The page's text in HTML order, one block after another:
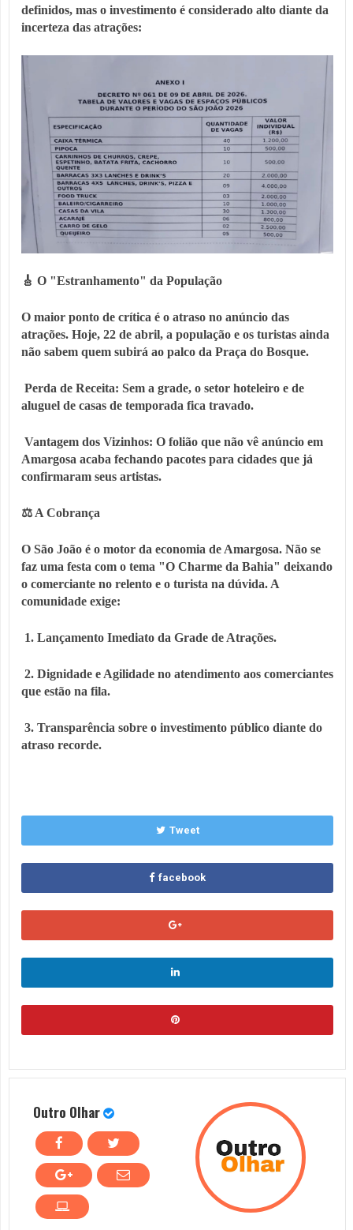
definidos, mas o investimento é considerado alto diante da
incerteza das atrações:
🎸 O "Estranhamento" da População
O maior ponto de crítica é o atraso no anúncio das
atrações. Hoje, 22 de abril, a população e os turistas ainda
não sabem quem subirá ao palco da Praça do Bosque.
Perda de Receita: Sem a grade, o setor hoteleiro e de
aluguel de casas de temporada fica travado.
Vantagem dos Vizinhos: O folião que não vê anúncio em
Amargosa acaba fechando pacotes para cidades que já
confirmaram seus artistas.
⚖️ A Cobrança
O São João é o motor da economia de Amargosa. Não se
faz uma festa com o tema "O Charme da Bahia" deixando
o comerciante no relento e o turista na dúvida. A
comunidade exige:
1. Lançamento Imediato da Grade de Atrações.
2. Dignidade e Agilidade no atendimento aos comerciantes
que estão na fila.
3. Transparência sobre o investimento público diante do
atraso recorde.
Tweet
facebook
Outro Olhar